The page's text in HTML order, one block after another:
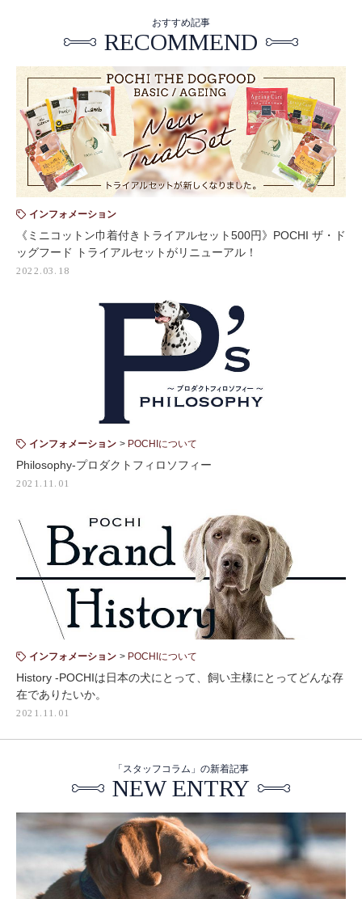
おすすめ記事
RECOMMEND
インフォメーション
《ミニコットン巾着付きトライアルセット500円》POCHI ザ・ド
ッグフード トライアルセットがリニューアル！
2022.03.18
インフォメーション POCHIについて
Philosophy-プロダクトフィロソフィー
2021.11.01
インフォメーション POCHIについて
History -POCHIは日本の犬にとって、飼い主様にとってどんな存
在でありたいか。
2021.11.01
「スタッフコラム」の新着記事
NEW ENTRY